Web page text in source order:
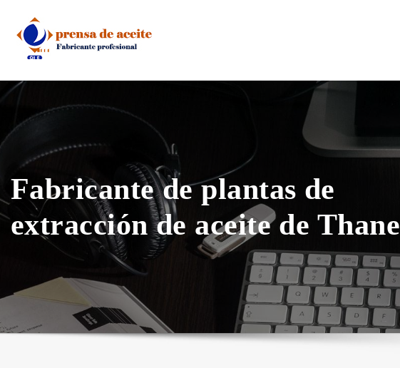
content
Fabricante de plantas de
extracción de aceite de Thane